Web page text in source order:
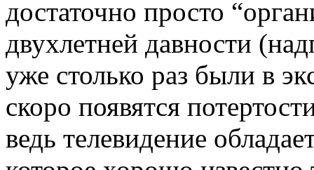
достаточно просто
двухлетней давности
уже столько раз были в
скоро появятся
ведь телевидение